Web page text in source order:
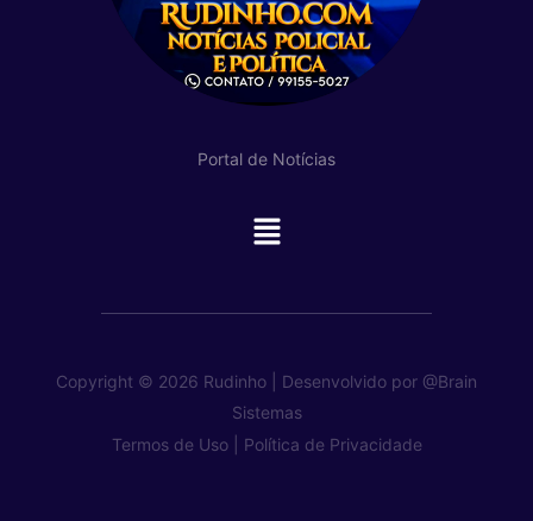
Portal de Notícias
Main
Copyright © 2026 Rudinho | Desenvolvido por @Brain
Sistemas
Termos de Uso |
Política de Privacidade